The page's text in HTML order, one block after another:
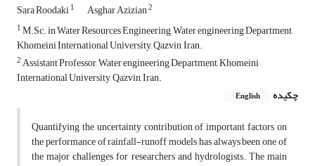
Sara Roodaki1 Asghar Azizian2
1M.Sc. in Water Resources Engineering, Water engineering Department,
Khomeini International University, Qazvin, Iran.
2Assistant Professor, Water engineering Department, Khomeini
International University, Qazvin, Iran.
چکیده
English
Quantifying the uncertainty contribution of important factors on
the performance of rainfall-runoff models has always been one of
the major challenges for researchers and hydrologists. The main